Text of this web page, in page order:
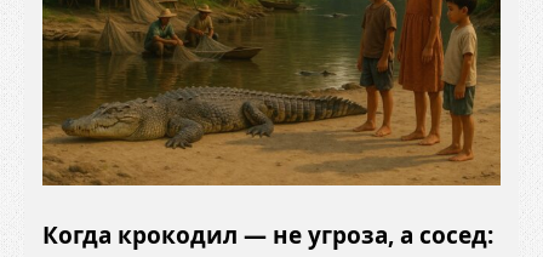
Когда крокодил — не угроза, а сосед: